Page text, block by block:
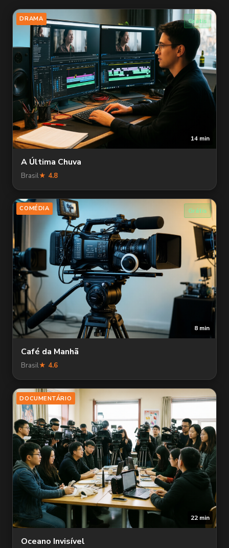
DRAMA
14 min
Grátis
A Última Chuva
Brasil★ 4.8
COMÉDIA
8 min
Grátis
Café da Manhã
Brasil★ 4.6
DOCUMENTÁRIO
22 min
Oceano Invisível